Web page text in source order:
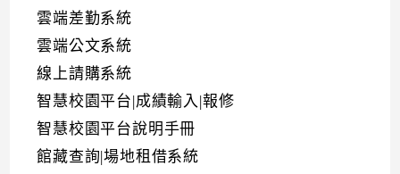
雲端差勤系統
雲端公文系統
線上請購系統
智慧校園平台|成績輸入|報修
智慧校園平台說明手冊
館藏查詢|場地租借系統